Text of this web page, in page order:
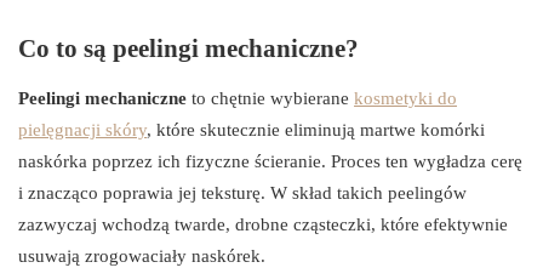
Co to są peelingi mechaniczne?
Peelingi mechaniczne to chętnie wybierane kosmetyki do
pielęgnacji skóry, które skutecznie eliminują martwe komórki
naskórka poprzez ich fizyczne ścieranie. Proces ten wygładza cerę
i znacząco poprawia jej teksturę. W skład takich peelingów
zazwyczaj wchodzą twarde, drobne cząsteczki, które efektywnie
usuwają zrogowaciały naskórek.